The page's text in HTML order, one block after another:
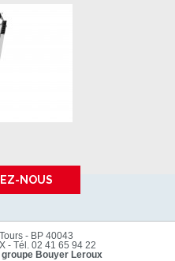
NOUS
- BP 40043
-Tél. 02 41 65 94 22
groupe Bouyer Leroux